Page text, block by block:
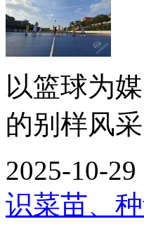
以篮球为
的别样风
2025-10-29
识菜苗、